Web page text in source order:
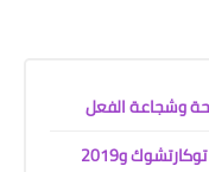
وشجاعة الفعل
نوبل في الادب 2018 للبولندية اولغا توكارتشوك و2019